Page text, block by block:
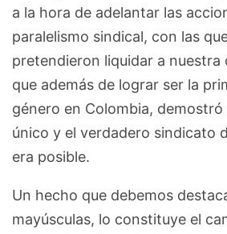
a la hora de adelantar las
paralelismo sindical, con las
pretendieron liquidar a nuestra
que además de lograr ser la
género en Colombia, demostró
único y el verdadero sindicato
era posible.
Un hecho que debemos
mayúsculas, lo constituye el